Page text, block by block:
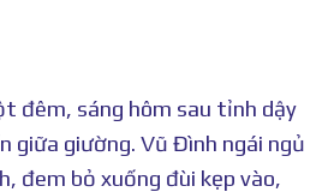
đêm, sáng hôm sau tỉnh dậy
giữa giường. Vũ Đình ngái ngủ
đem bỏ xuống đùi kẹp vào,